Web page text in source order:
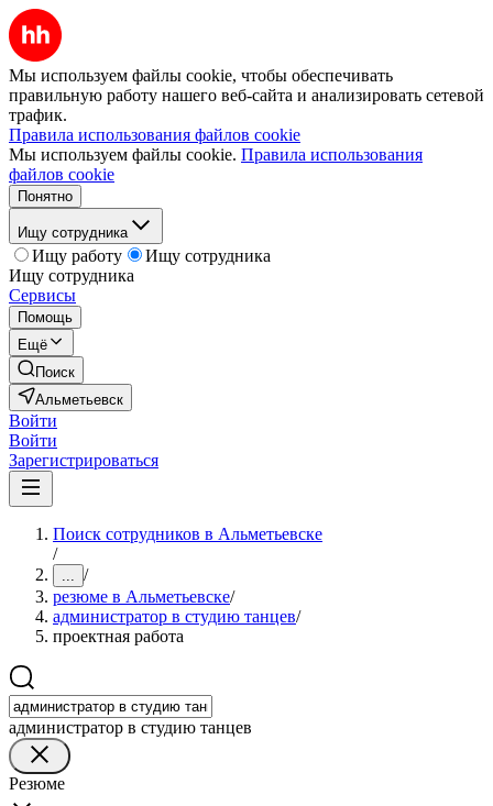
Мы используем файлы cookie, чтобы обеспечивать
правильную работу нашего веб-сайта и анализировать сетевой
трафик.
Правила использования файлов cookie
Мы используем файлы cookie. Правила использования
файлов cookie
Понятно
Ищу сотрудника
Ищу работу
Ищу сотрудника
Ищу сотрудника
Сервисы
Помощь
Ещё
Поиск
Альметьевск
Войти
Войти
Зарегистрироваться
Поиск сотрудников в Альметьевске
/
... /
резюме в Альметьевске/
администратор в студию танцев/
проектная работа
администратор в студию танцев
Резюме